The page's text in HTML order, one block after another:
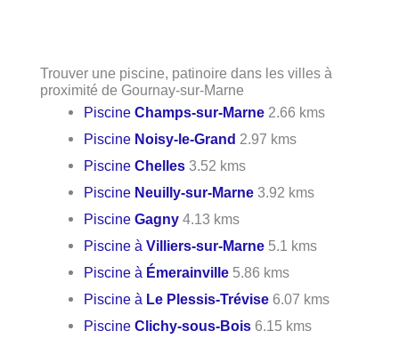
Trouver une piscine, patinoire dans les villes à
proximité de Gournay-sur-Marne
PiscineChamps-sur-Marne 2.66 kms
Piscine Noisy-le-Grand 2.97 kms
PiscineChelles 3.52 kms
Piscine Neuilly-sur-Marne 3.92 kms
PiscineGagny 4.13 kms
Piscine àVilliers-sur-Marne 5.1 kms
Piscine à Émerainville 5.86 kms
Piscine à Le Plessis-Trévise 6.07 kms
PiscineClichy-sous-Bois 6.15 kms